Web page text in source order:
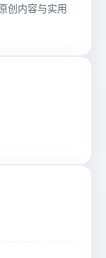
创内容与实用